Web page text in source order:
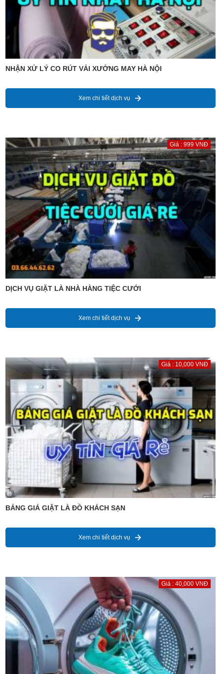
NHẬN XỬ LÝ CO RÚT VẢI XƯỞNG MAY HÀ NỘI
Xem chi tiết dịch vụ
Giá : 999 VNĐ
DỊCH VỤ GIẶT LÀ NHÀ HÀNG TIỆC CƯỚI
Xem chi tiết dịch vụ
Giá : 10,000 VNĐ
BẢNG GIÁ GIẶT LÀ ĐỒ KHÁCH SẠN
Xem chi tiết dịch vụ
Giá : 40,000 VNĐ